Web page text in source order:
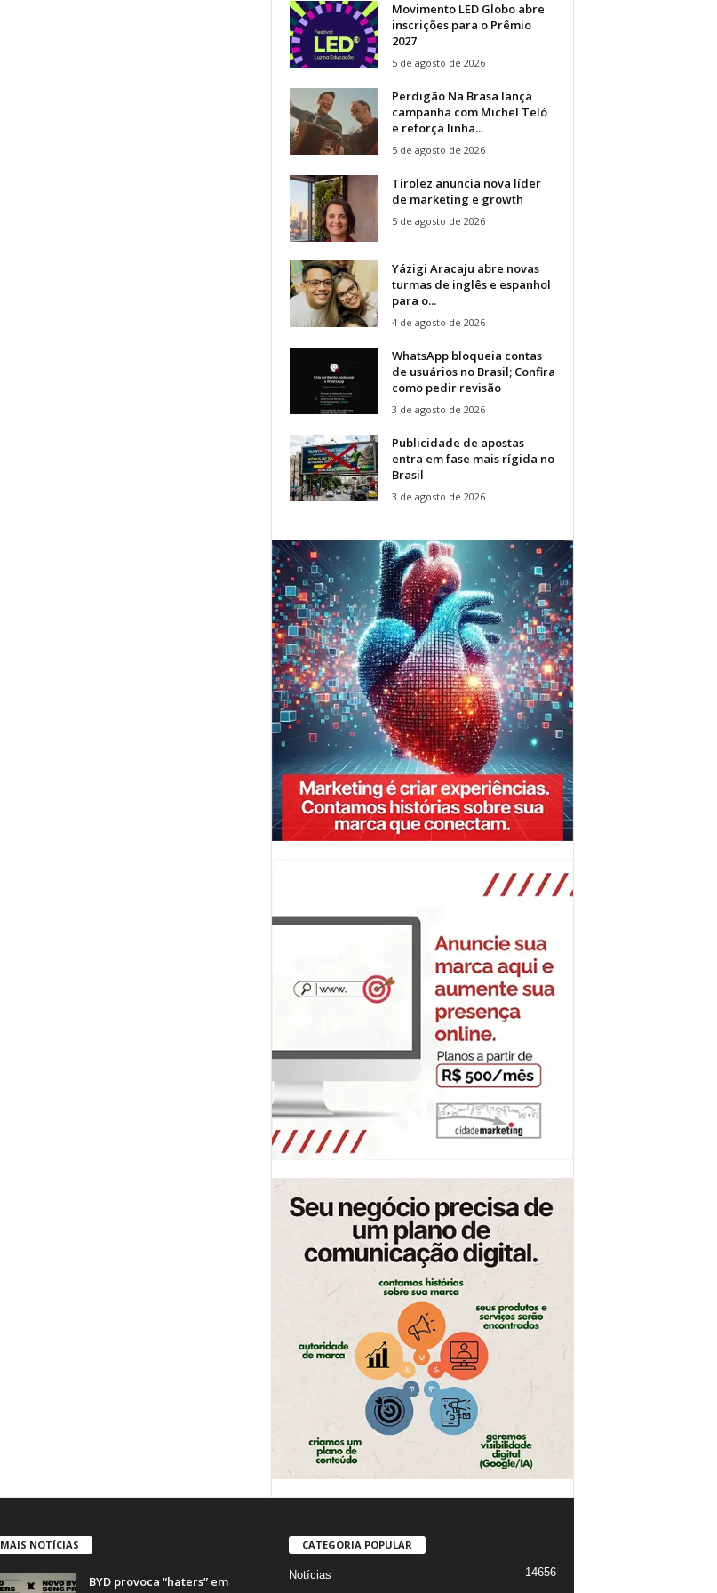
Movimento LED Globo abre
inscrições para o Prêmio
2027
5 de agosto de 2026
Perdigão Na Brasa lança
campanha com Michel Teló
e reforça linha...
5 de agosto de 2026
Tirolez anuncia nova líder
de marketing e growth
5 de agosto de 2026
Yázigi Aracaju abre novas
turmas de inglês e espanhol
para o...
4 de agosto de 2026
WhatsApp bloqueia contas
de usuários no Brasil; Confira
como pedir revisão
3 de agosto de 2026
Publicidade de apostas
entra em fase mais rígida no
Brasil
3 de agosto de 2026
MAIS NOTÍCIAS
BYD provoca “haters” em
CATEGORIA POPULAR
Notícias
14656